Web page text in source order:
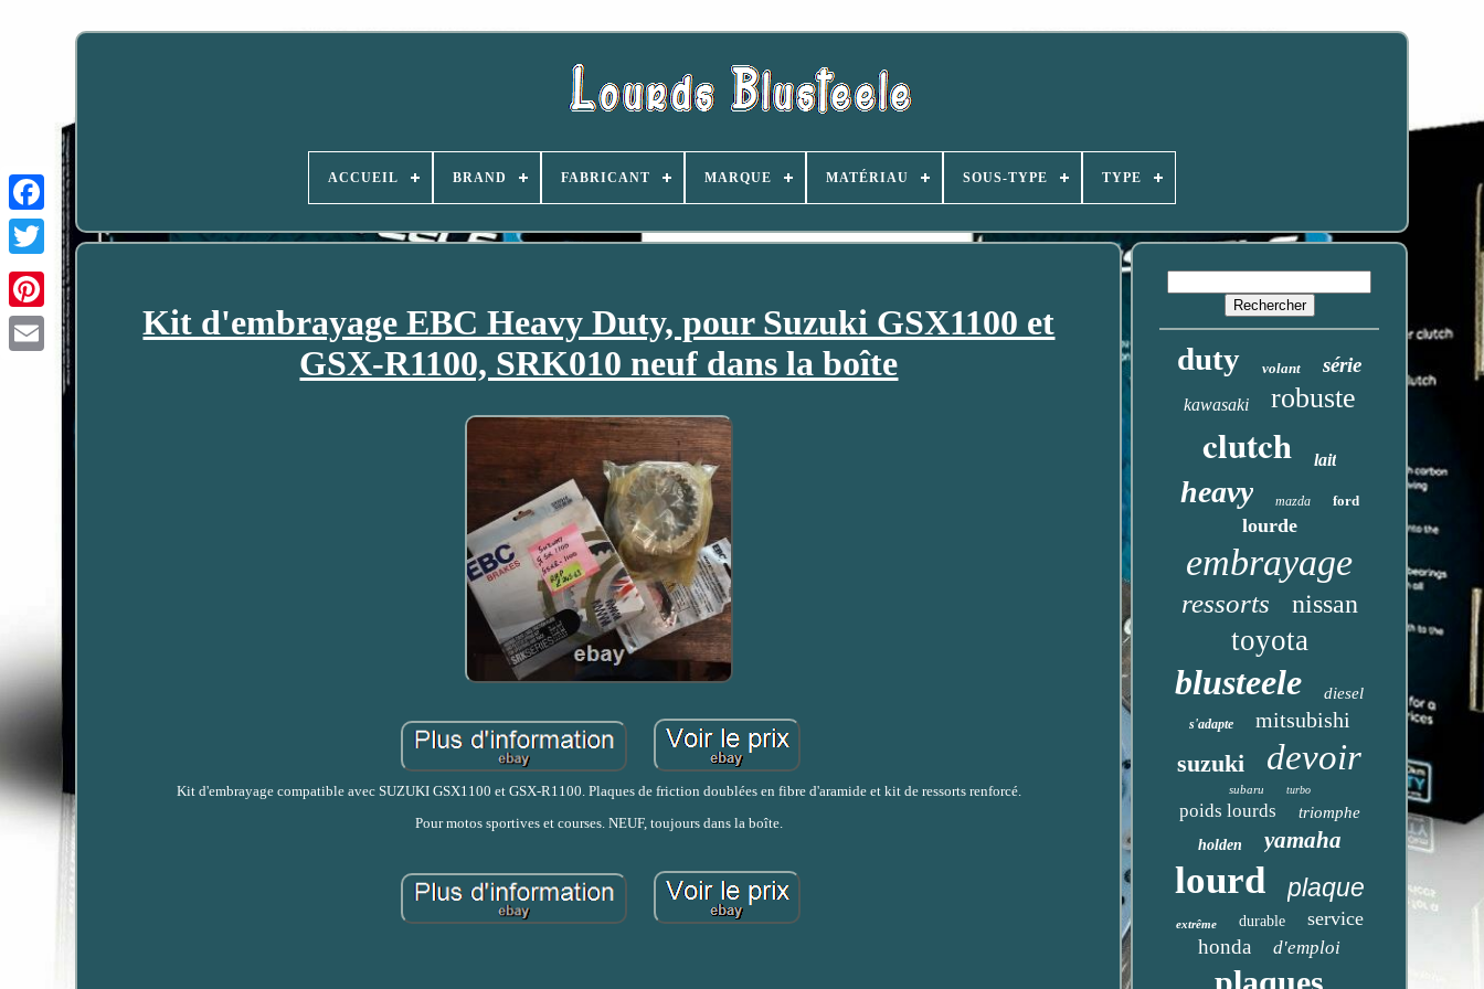
ACCUEIL BRAND FABRICANT MARQUE MATÉRIAU SOUS-TYPE TYPE
Kit d'embrayage EBC Heavy Duty, pour Suzuki GSX1100 et
GSX-R1100, SRK010 neuf dans la boîte
Kit d'embrayage compatible avec SUZUKI GSX1100 et GSX-R1100. Plaques de friction doublées en fibre d'aramide et kit de ressorts renforcé.
Pour motos sportives et courses. NEUF, toujours dans la boîte.
duty volant série
kawasaki robuste
clutch lait
heavy mazda ford
lourde
embrayage
ressorts nissan
toyota
blusteele diesel
s'adapte mitsubishi
suzuki devoir
subaru turbo
poids lourds triomphe
holden yamaha
lourd plaque
extrême durable service
honda d'emploi